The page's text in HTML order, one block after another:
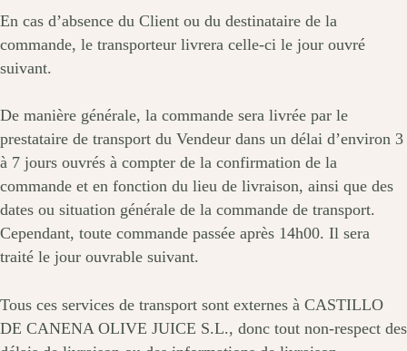
En cas d’absence du Client ou du destinataire de la
commande, le transporteur livrera celle-ci le jour ouvré
suivant.
De manière générale, la commande sera livrée par le
prestataire de transport du Vendeur dans un délai d’environ 3
à 7 jours ouvrés à compter de la confirmation de la
commande et en fonction du lieu de livraison, ainsi que des
dates ou situation générale de la commande de transport.
Cependant, toute commande passée après 14h00. Il sera
traité le jour ouvrable suivant.
Tous ces services de transport sont externes à CASTILLO
DE CANENA OLIVE JUICE S.L., donc tout non-respect des